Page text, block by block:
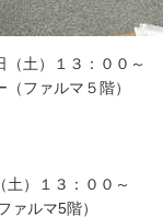
（土） １ ３ ： ０ ０ ～
（フ ァルマ ５ 階）
（土） １ ３ ： ０ ０ ～
ァルマ5階）